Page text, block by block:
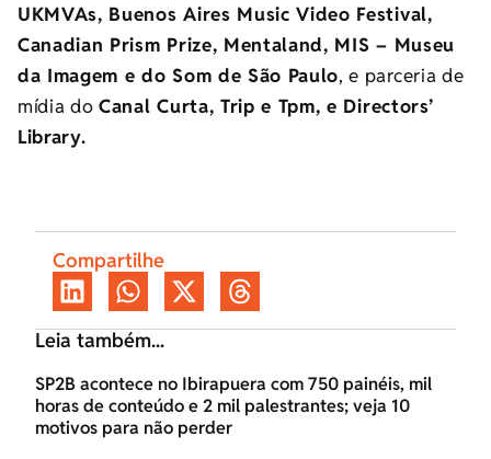
UKMVAs, Buenos Aires Music Video Festival,
Canadian Prism Prize, Mentaland, MIS – Museu
da Imagem e do Som de São Paulo, e parceria de
mídia doCanal Curta, Trip e Tpm, e Directors’
Library.
Compartilhe
Leia também...
SP2B acontece no Ibirapuera com 750 painéis, mil
horas de conteúdo e 2 mil palestrantes; veja 10
motivos para não perder